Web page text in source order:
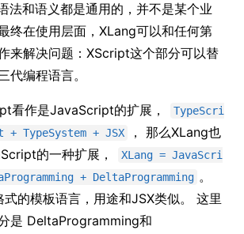
法和语义都是通用的，并不是某个业
终在使用层面，XLang可以和任何第
来解决问题：XScript这个部分可以替
代编程语言。
看作是JavaScript的扩展，
TypeScri
TypeSystem + JSX
， 那么XLang也
的一种扩展，
XLang = JavaScri
+ DeltaProgramming 。
的模板语言，用途和JSX类似。 这里
是 DeltaProgramming和